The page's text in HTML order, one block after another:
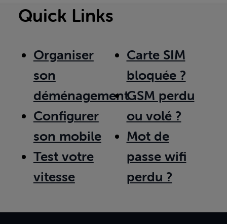
Quick Links
Organiser
son
déménagement
Configurer
son mobile
Test votre
vitesse
Carte SIM
bloquée ?
GSM perdu
ou volé ?
Mot de
passe wifi
perdu ?